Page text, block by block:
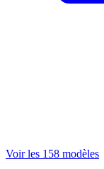
Voir les 158 modèles